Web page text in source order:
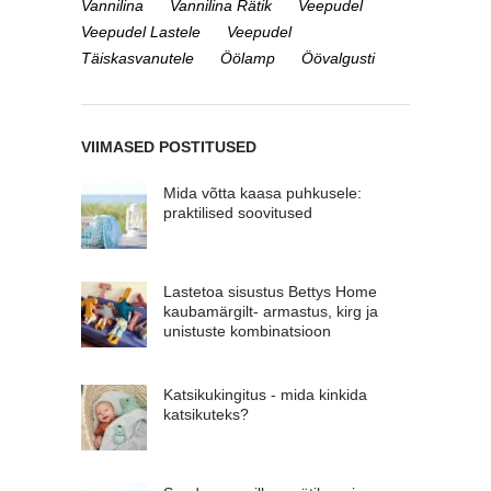
Vannilina Vannilina Rätik
Veepudel
Veepudel Lastele
Veepudel
Täiskasvanutele
Öölamp Öövalgusti
VIIMASED POSTITUSED
Mida võtta kaasa puhkusele:
praktilised soovitused
Lastetoa sisustus Bettys Home
kaubamärgilt- armastus, kirg ja
unistuste kombinatsioon
Katsikukingitus - mida kinkida
katsikuteks?